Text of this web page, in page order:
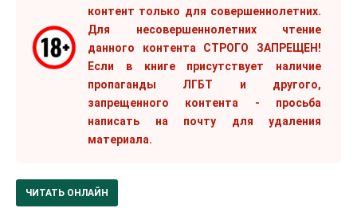
контент только для совершеннолетних.
Для несовершеннолетних чтение
данного контента СТРОГО ЗАПРЕЩЕН!
Если в книге присутствует наличие
пропаганды ЛГБТ и другого,
запрещенного контента - просьба
написать на почту для удаления
материала.
ЧИТАТЬ ОНЛАЙН